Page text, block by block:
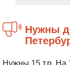
Нужны деньги на 14 дней в Санкт-
Нужны 15 т.р. На